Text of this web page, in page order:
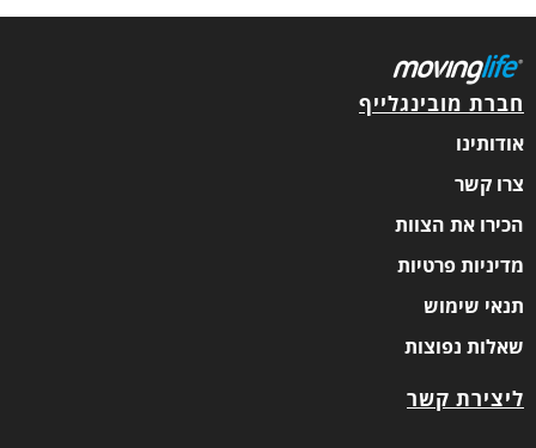
חברת מובינגלייף
אודותינו
צרו קשר
הכירו את הצוות
מדיניות פרטיות
תנאי שימוש
שאלות נפוצות
ליצירת קשר